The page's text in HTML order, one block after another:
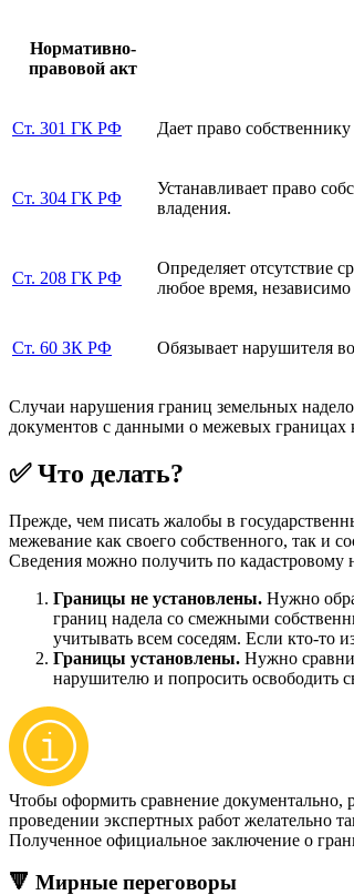
Нормативно-
правовой акт
Ст. 301 ГК РФ Дает право
Ст. 304 ГК РФ
Устанавливает право
владения.
Ст. 208 ГК РФ
Определяет отсутствие
любое время,
Ст. 60 ЗК РФ Обязывает нарушителя
Случаи нарушения границ земельных
документов с данными о межевых границах
✅ Что делать?
Прежде, чем писать жалобы в
межевание как своего собственного, так и
Сведения можно получить по кадастровому
Границы не установлены. Нужно
границ надела со смежными
учитывать всем соседям. Если кто-то
Границы установлены. Нужно
нарушителю и попросить освободить
Чтобы оформить сравнение документально,
проведении экспертных работ желательно
Полученное официальное заключение о
🔻 Мирные переговоры